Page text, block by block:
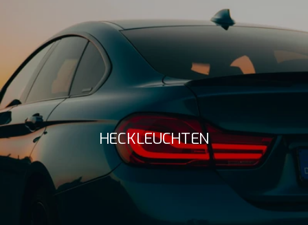
HECKLEUCHTEN